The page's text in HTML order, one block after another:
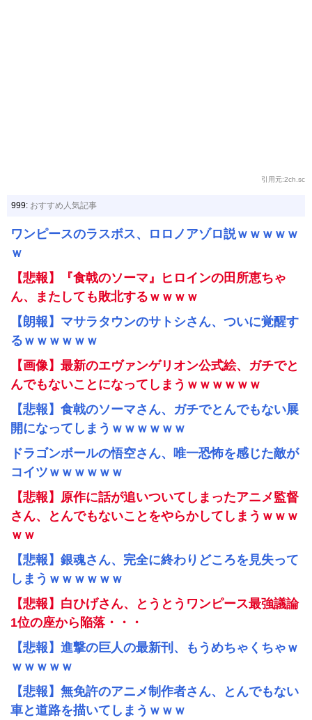
引用元:2ch.sc
999: おすすめ人気記事
ワンピースのラスボス、ロロノアゾロ説ｗｗｗｗｗ
ｗ
【悲報】『食戟のソーマ』ヒロインの田所恵ちゃ
ん、またしても敗北するｗｗｗｗ
【朗報】マサラタウンのサトシさん、ついに覚醒す
るｗｗｗｗｗｗ
【画像】最新のエヴァンゲリオン公式絵、ガチでと
んでもないことになってしまうｗｗｗｗｗｗ
【悲報】食戟のソーマさん、ガチでとんでもない展
開になってしまうｗｗｗｗｗｗ
ドラゴンボールの悟空さん、唯一恐怖を感じた敵が
コイツｗｗｗｗｗｗ
【悲報】原作に話が追いついてしまったアニメ監督
さん、とんでもないことをやらかしてしまうｗｗｗ
ｗｗ
【悲報】銀魂さん、完全に終わりどころを見失って
しまうｗｗｗｗｗｗ
【悲報】白ひげさん、とうとうワンピース最強議論
1位の座から陥落・・・
【悲報】進撃の巨人の最新刊、もうめちゃくちゃｗ
ｗｗｗｗｗ
【悲報】無免許のアニメ制作者さん、とんでもない
車と道路を描いてしまうｗｗｗ